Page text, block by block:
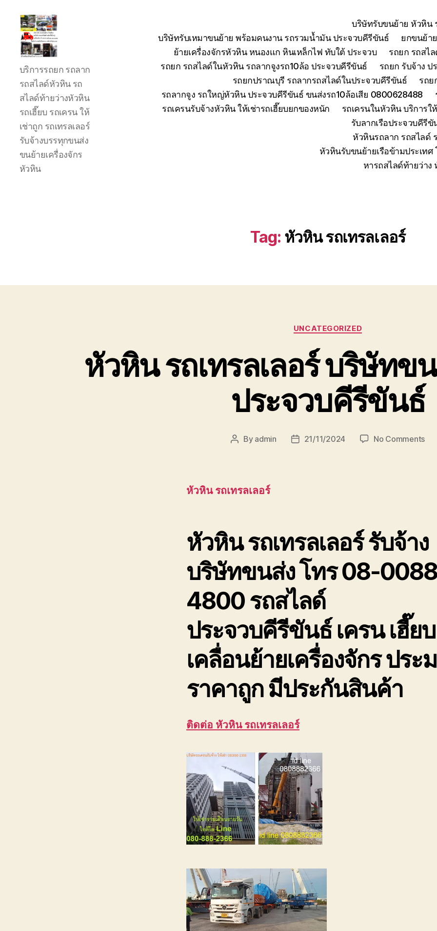
ลาก
รถ
สไลด์
เขต
หัวหิน
24
ชั่วโมง
ติดต่อ
โทร
บริการรถยก รถลาก
รถสไลด์หัวหิน รถ
สไลด์ท้ายว่างหัวหิน
รถเฮี๊ยบ รถเครน ให้
เช่าถูก รถเทรลเลอร์
รับจ้างบรรทุกขนส่ง
ขนย้ายเครื่องจักร
หัวหิน
บริษัทรับขนย้าย หัวหิน
บริษัทรับเหมาขนย้าย พร้อมคนงาน รถรวมน้ำมัน ประจวบคีรีขันธ์
ยกขนย้า
ย้ายเครื่องจักรหัวหิน หนองแก หินเหล็กไฟ ทับใต้ ประจวบ
รถยก รถสไ
รถยก รถสไลด์ในหัวหิน รถลากจูงรถ10ล้อ ประจวบคีรีขันธ์
รถยก รับจ้าง ป
รถยกปราณบุรี รถลากรถสไลด์ในประจวบคีรีขันธ์
รถย
รถลากจูง รถใหญ่หัวหิน ประจวบคีรีขันธ์ ขนส่งรถ10ล้อเสีย 0800628488
รถเครนรับจ้างหัวหิน ให้เช่ารถเฮี๊ยบยกของหนัก
รถเครนในหัวหิน บริการ
รับลากเรือประจวบคีรี
หัวหินรถลาก รถสไลด์
หัวหินรับขนย้ายเรือข้ามประเท
หารถสไลด์ท้ายว่า
Tag: หัวหิน รถเทรลเลอร์
Categories
UNCATEGORIZED
หัวหิน รถเทรลเลอร์ บริษัทข
ประจวบคีรีขันธ์
Post
By admin
Post21/11/2024 No Commentson
ปร
หัวหิน รถเทรลเลอร์
หัวหิน รถเทรลเลอร์ รับจ้าง
บริษัทขนส่ง โทร 08-
4800 รถสไลด์
ประจวบคีรีขันธ์ เครน เฮี๊ยบ
เคลื่อนย้ายเครื่องจักร ประ
ราคาถูก มีประกันสินค้า
ติดต่อ หัวหิน รถเทรลเลอร์